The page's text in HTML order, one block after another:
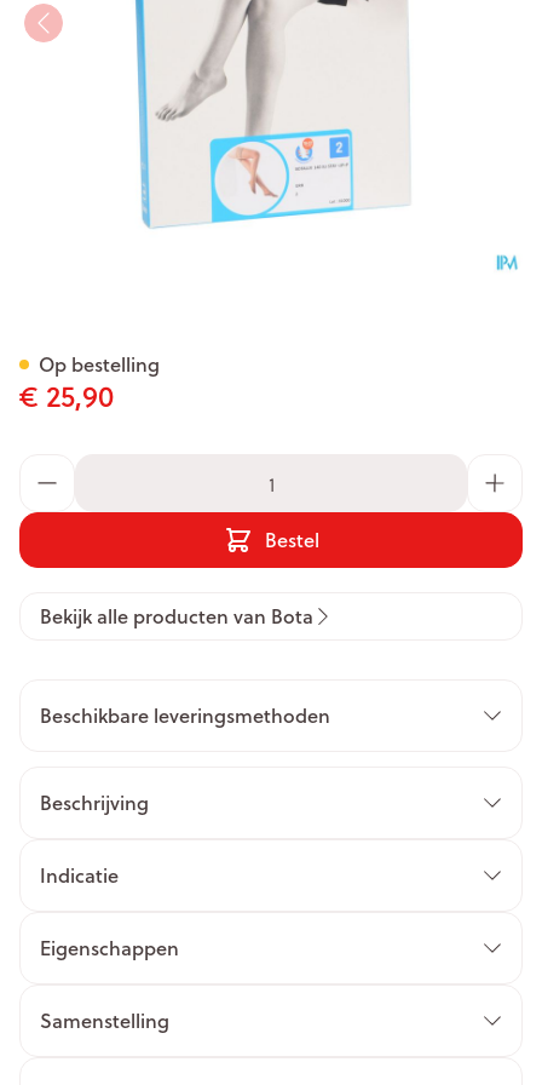
€ 25,90
Bestel
Op bestelling
Bekijk alle producten van Bota
Beschikbare leveringsmethoden
Beschrijving
Indicatie
Eigenschappen
Samenstelling